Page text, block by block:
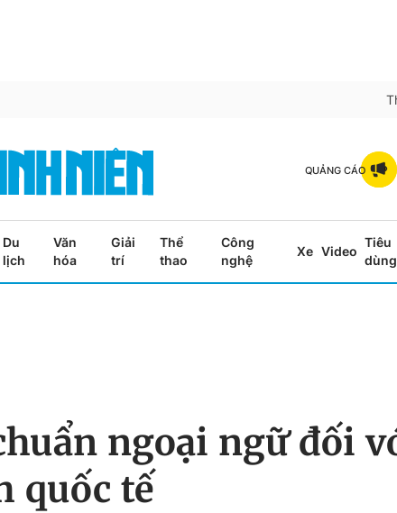
QUẢNG CÁO
Du
lịch
Văn
hóa
Giải
trí
Thể
thao
Công
nghệ
Xe Video
Tiêu
dùng
ngoại ngữ đối
quốc tế